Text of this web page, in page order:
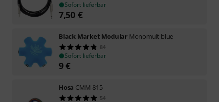
Sofort lieferbar
7,50 €
Black Market Modular Monomult blue
84
Sofort lieferbar
9€
Hosa CMM-815
54